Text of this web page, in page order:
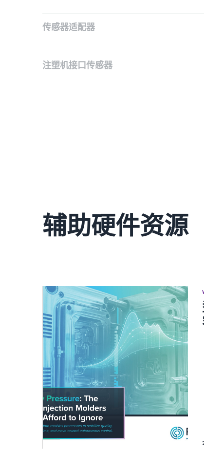
传感器适配器
传感器适配器可以方便地将单通道和多通道的应变式
连接。
注塑机接口传感器
注塑机接口传感器经过独立校准，可以为 CoPilot 和
系统获取注塑机数据。
辅助硬件资源